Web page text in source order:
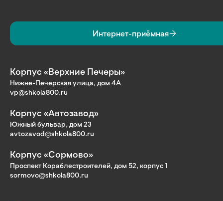
Интернет-приёмная
Корпус «Верхние Печеры»
Нижне-Печерская улица, дом 4А
vp@shkola800.ru
Корпус «Автозавод»
Южный бульвар, дом 23
avtozavod@shkola800.ru
Корпус «Сормово»
Проспект Кораблестроителей, дом 52, корпус 1
sormovo@shkola800.ru